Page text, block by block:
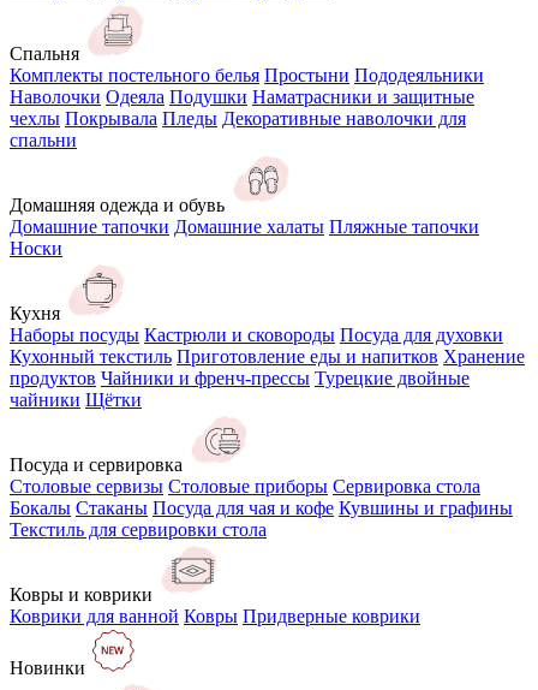
Спальня
Комплекты постельного белья Простыни Пододеяльники
Наволочки Одеяла Подушки Наматрасники и защитные
чехлы Покрывала Пледы Декоративные наволочки для
спальни
Домашняя одежда и обувь
Домашние тапочки Домашние халаты Пляжные тапочки
Носки
Кухня
Наборы посуды Кастрюли и сковороды Посуда для духовки
Кухонный текстиль Приготовление еды и напитков Хранение
продуктов Чайники и френч-прессы Турецкие двойные
чайники Щётки
Посуда и сервировка
Столовые сервизы Столовые приборы Сервировка стола
Бокалы Стаканы Посуда для чая и кофе Кувшины и графины
Текстиль для сервировки стола
Ковры и коврики
Коврики для ванной Ковры Придверные коврики
Новинки